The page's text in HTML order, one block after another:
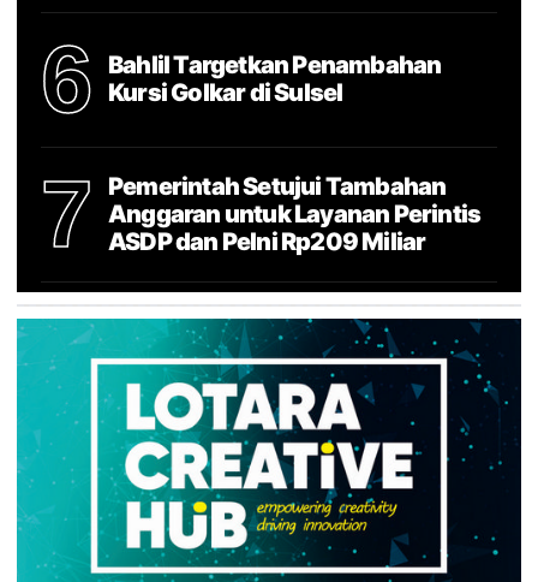
6
Bahlil Targetkan Penambahan
Kursi Golkar di Sulsel
7
Pemerintah Setujui Tambahan
Anggaran untuk Layanan Perintis
ASDP dan Pelni Rp209 Miliar